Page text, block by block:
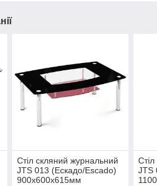
Стіл скляний журнальний
JTS 013 (Ескадо/Escado)
900х600х615мм
JTS